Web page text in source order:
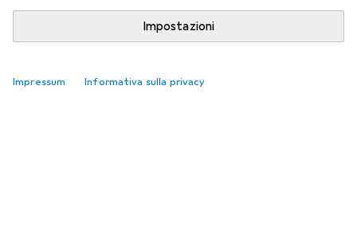
Impostazioni
Impressum Informativa sulla privacy